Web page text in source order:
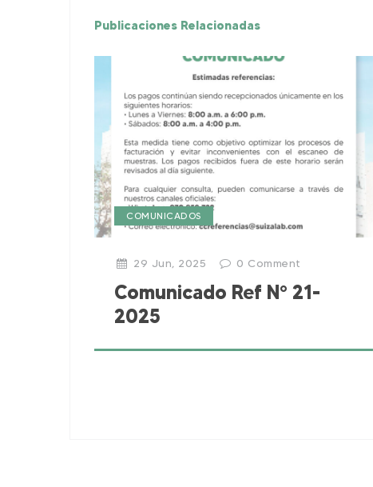
Publicaciones Relacionadas
COMUNICADOS
29 Jun, 2025 0 Comment
Comunicado Ref N° 21-
2025